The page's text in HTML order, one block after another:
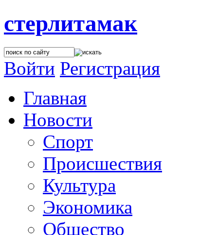
стерлитамак
Войти Регистрация
Главная
Новости
Спорт
Происшествия
Культура
Экономика
Общество